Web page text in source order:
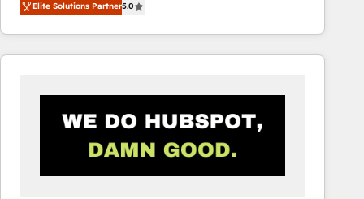
system environments and global SaaS or
manufacturing teams. Trusted by leading enterprises
and fast growing scale ups including Sony, Rapyd,
Design Automation and Uptive. 📊 RevOps & data
architecture 🔗 CRM migrations & End to end
integrations 🤖 AI workflows & enrichment 📘 Team
enablement & company-wide adoption We create
Elite Solutions Partner5.0